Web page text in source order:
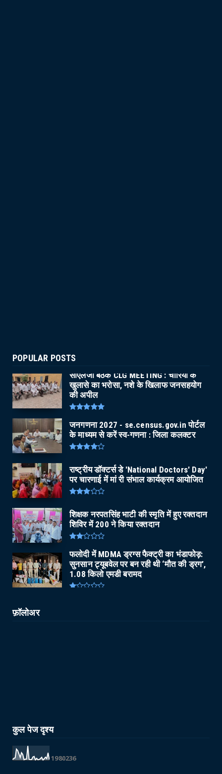
POPULAR POSTS
सीएलजी बैठक CLG MEETING : चोरियों के
खुलासे का भरोसा, नशे के खिलाफ जनसहयोग
की अपील
जनगणना 2027 - se.census.gov.in पोर्टल
के माध्यम से करें स्व-गणना : जिला कलक्टर
राष्ट्रीय डॉक्टर्स डे 'National Doctors' Day'
पर चारणाई में मां री संभाल कार्यक्रम आयोजित
शिक्षक नरपतसिंह भाटी की स्मृति में हुए रक्तदान
शिविर में 200 ने किया रक्तदान
फलोदी में MDMA ड्रग्स फैक्ट्री का भंडाफोड़:
सुनसान ट्यूबवेल पर बन रही थी ‘मौत की ड्रग’,
1.08 किलो एमडी बरामद
फ़ॉलोअर
कुल पेज दृश्य
1980236